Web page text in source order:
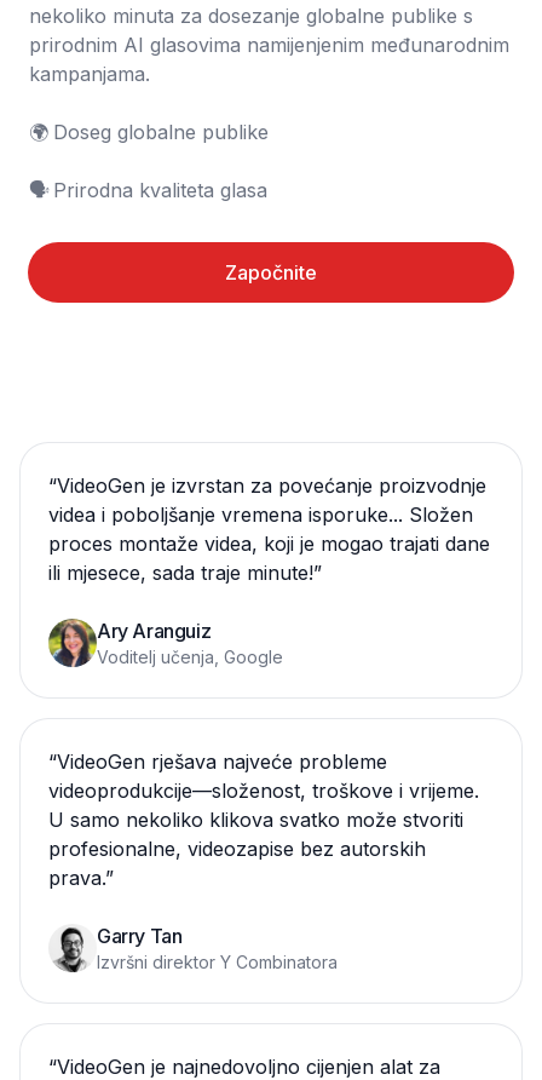
nekoliko minuta za dosezanje globalne publike s
prirodnim AI glasovima namijenjenim međunarodnim
kampanjama.
🌍	Doseg globalne publike
🗣️	Prirodna kvaliteta glasa
Započnite
“VideoGen je izvrstan za povećanje proizvodnje
videa i poboljšanje vremena isporuke... Složen
proces montaže videa, koji je mogao trajati dane
ili mjesece, sada traje minute!”
Ary Aranguiz
Voditelj učenja, Google
“VideoGen rješava najveće probleme
videoprodukcije—složenost, troškove i vrijeme.
U samo nekoliko klikova svatko može stvoriti
profesionalne, videozapise bez autorskih
prava.”
Garry Tan
Izvršni direktor Y Combinatora
“VideoGen je najnedovoljno cijenjen alat za